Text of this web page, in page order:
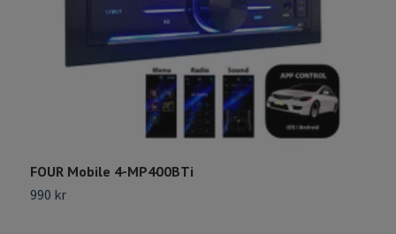
FOUR Mobile 4-MP400BTi
990 kr